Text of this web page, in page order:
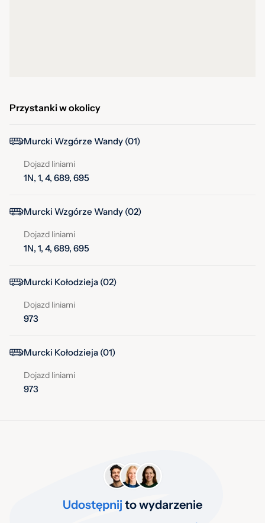
Przystanki w okolicy
Murcki Wzgórze Wandy (01)
Dojazd liniami
1N, 1, 4, 689, 695
Murcki Wzgórze Wandy (02)
Dojazd liniami
1N, 1, 4, 689, 695
Murcki Kołodzieja (02)
Dojazd liniami
973
Murcki Kołodzieja (01)
Dojazd liniami
973
Udostępnij to wydarzenie